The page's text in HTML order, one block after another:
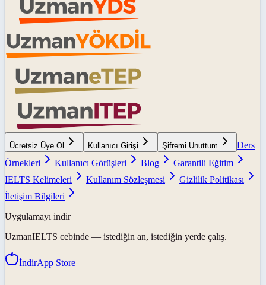
Ücretsiz Üye Ol Kullanıcı Girişi Şifremi Unuttum
Ders
Örnekleri
Kullanıcı Görüşleri Blog
Garantili Eğitim
IELTS Kelimeleri
Kullanım Sözleşmesi
Gizlilik Politikası
İletişim Bilgileri
Uygulamayı indir
UzmanIELTS cebinde — istediğin an, istediğin yerde çalış.
İndirApp Store